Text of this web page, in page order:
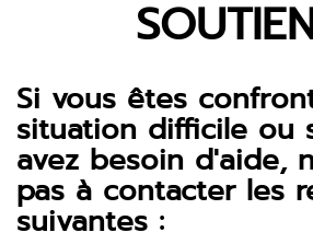
Si vous êtes
situation difficile ou
avez besoin d'aide,
pas à contacter les
suivantes :